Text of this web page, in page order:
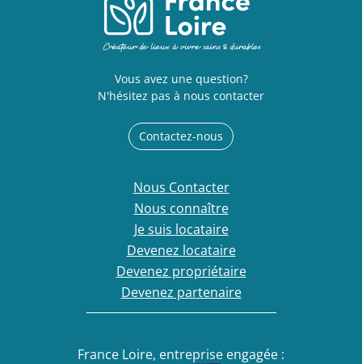
Vous avez une question?
N'hésitez pas à nous contacter
Contactez-nous
Nous Contacter
Nous connaître
Je suis locataire
Devenez locataire
Devenez propriétaire
Devenez partenaire
France Loire, entreprise engagée :